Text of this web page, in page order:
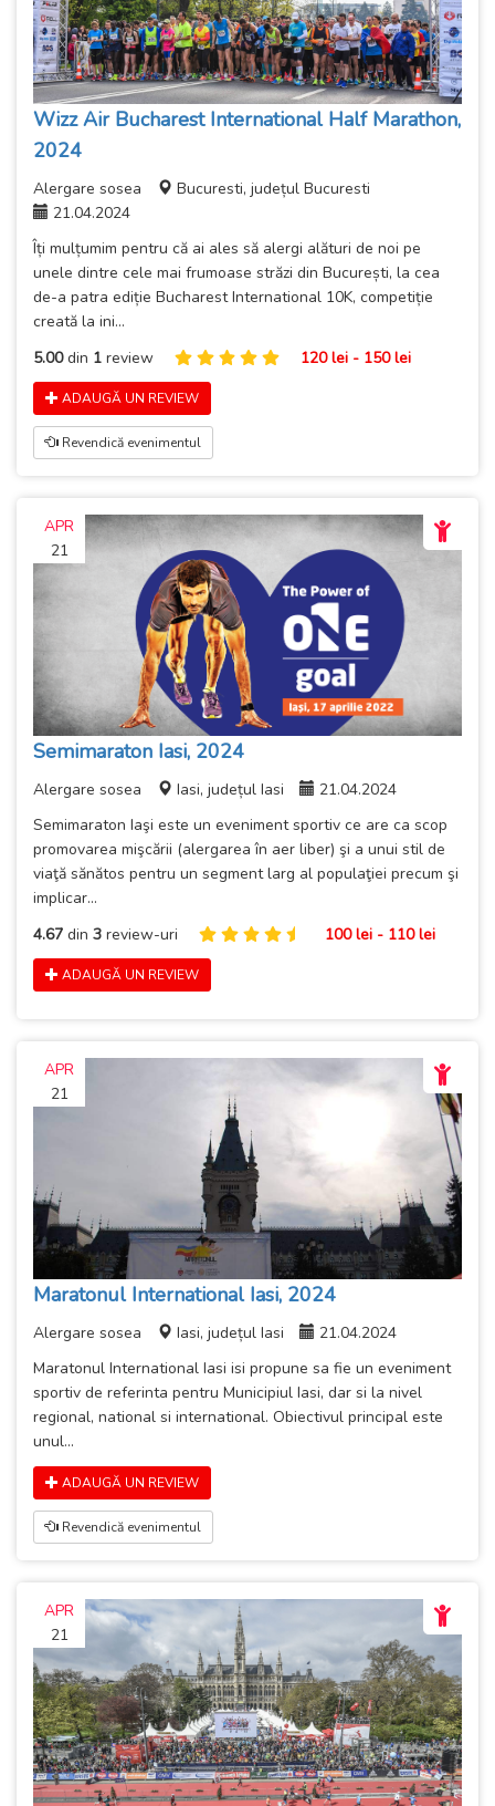
Wizz Air Bucharest International Half Marathon,
2024
Alergare sosea
Bucuresti, județul Bucuresti
21.04.2024
Îți mulțumim pentru că ai ales să alergi alături de noi pe
unele dintre cele mai frumoase străzi din București, la cea
de-a patra ediție Bucharest International 10K, competiție
creată la ini...
5.00din 1 review 120 lei - 150 lei
ADAUGĂ UN REVIEW
Revendică evenimentul
APR
21
Semimaraton Iasi, 2024
Alergare sosea Iasi, județul Iasi
21.04.2024
Semimaraton Iaşi este un eveniment sportiv ce are ca scop
promovarea mişcării (alergarea în aer liber) şi a unui stil de
viaţă sănătos pentru un segment larg al populaţiei precum şi
implicar...
4.67 din 3 review-uri 100 lei - 110 lei
ADAUGĂ UN REVIEW
APR
21
Maratonul International Iasi, 2024
Alergare sosea Iasi, județul Iasi
21.04.2024
Maratonul International Iasi isi propune sa fie un eveniment
sportiv de referinta pentru Municipiul Iasi, dar si la nivel
regional, national si international. Obiectivul principal este
unul...
ADAUGĂ UN REVIEW
Revendică evenimentul
APR
21